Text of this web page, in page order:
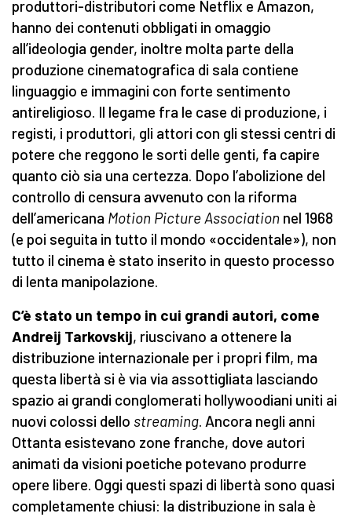
produttori-distributori come Netflix e Amazon,
hanno dei contenuti obbligati in omaggio
all’ideologia gender, inoltre molta parte della
produzione cinematografica di sala contiene
linguaggio e immagini con forte sentimento
antireligioso. Il legame fra le case di produzione, i
registi, i produttori, gli attori con gli stessi centri di
potere che reggono le sorti delle genti, fa capire
quanto ciò sia una certezza. Dopo l’abolizione del
controllo di censura avvenuto con la riforma
dell’americana Motion Picture Association nel 1968
(e poi seguita in tutto il mondo «occidentale»), non
tutto il cinema è stato inserito in questo processo
di lenta manipolazione.
C’è stato un tempo in cui grandi autori, come
Andreij Tarkovskij, riuscivano a ottenere la
distribuzione internazionale per i propri film, ma
questa libertà si è via via assottigliata lasciando
spazio ai grandi conglomerati hollywoodiani uniti ai
nuovi colossi dello streaming. Ancora negli anni
Ottanta esistevano zone franche, dove autori
animati da visioni poetiche potevano produrre
opere libere. Oggi questi spazi di libertà sono quasi
completamente chiusi: la distribuzione in sala è